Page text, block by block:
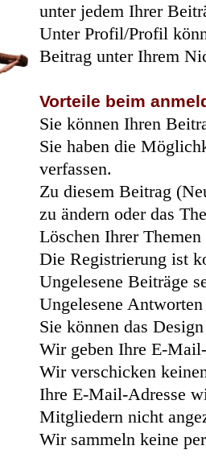
unter jedem Ihrer
Unter Profil/Profil
Beitrag unter Ihrem
Vorteile beim
Sie können Ihren
Sie haben die
verfassen.
Zu diesem Beitrag
zu ändern oder das
Löschen Ihrer
Die Registrierung ist
Ungelesene Beiträge
Ungelesene
Sie können das
Wir geben Ihre E-
Wir verschicken
Ihre E-Mail-Adresse
Mitgliedern nicht
Wir sammeln keine